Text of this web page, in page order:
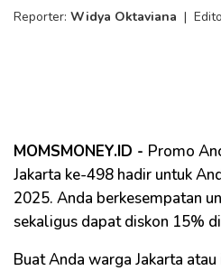
Reporter: Widya Oktaviana |
MOMSMONEY.ID - Promo
Jakarta ke-498 hadir untuk
2025. Anda berkesempatan
sekaligus dapat diskon 15%
Buat Anda warga Jakarta